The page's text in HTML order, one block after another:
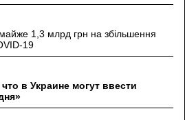
1,3 млрд грн на збільшення
19
в Украине могут ввести